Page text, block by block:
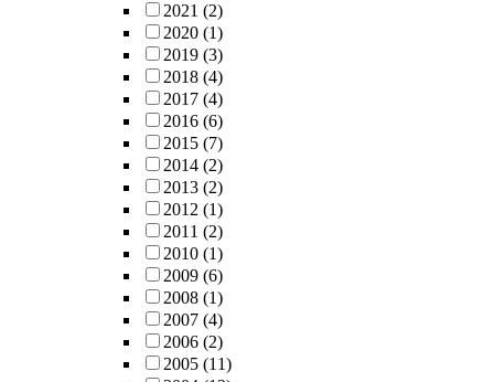
2021 (2)
2020 (1)
2019 (3)
2018 (4)
2017 (4)
2016 (6)
2015 (7)
2014 (2)
2013 (2)
2012 (1)
2011 (2)
2010 (1)
2009 (6)
2008 (1)
2007 (4)
2006 (2)
2005 (11)